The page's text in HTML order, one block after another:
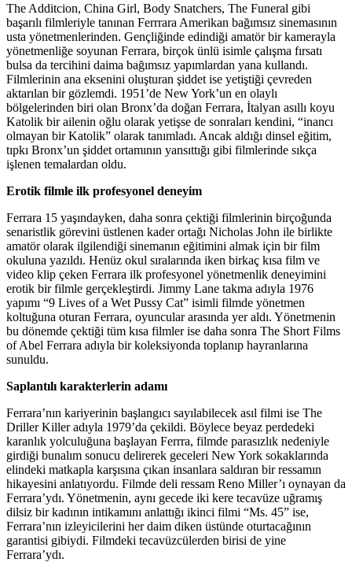
The Additcion, China Girl, Body Snatchers, The Funeral gibi
başarılı filmleriyle tanınan Ferrrara Amerikan bağımsız sinemasının
usta yönetmenlerinden. Gençliğinde edindiği amatör bir kamerayla
yönetmenliğe soyunan Ferrara, birçok ünlü isimle çalışma fırsatı
bulsa da tercihini daima bağımsız yapımlardan yana kullandı.
Filmlerinin ana eksenini oluşturan şiddet ise yetiştiği çevreden
aktarılan bir gözlemdi. 1951’de New York’un en olaylı
bölgelerinden biri olan Bronx’da doğan Ferrara, İtalyan asıllı koyu
Katolik bir ailenin oğlu olarak yetişse de sonraları kendini, “inancı
olmayan bir Katolik” olarak tanımladı. Ancak aldığı dinsel eğitim,
tıpkı Bronx’un şiddet ortamının yansıttığı gibi filmlerinde sıkça
işlenen temalardan oldu.
Erotik filmle ilk profesyonel deneyim
Ferrara 15 yaşındayken, daha sonra çektiği filmlerinin birçoğunda
senaristlik görevini üstlenen kader ortağı Nicholas John ile birlikte
amatör olarak ilgilendiği sinemanın eğitimini almak için bir film
okuluna yazıldı. Henüz okul sıralarında iken birkaç kısa film ve
video klip çeken Ferrara ilk profesyonel yönetmenlik deneyimini
erotik bir filmle gerçekleştirdi. Jimmy Lane takma adıyla 1976
yapımı “9 Lives of a Wet Pussy Cat” isimli filmde yönetmen
koltuğuna oturan Ferrara, oyuncular arasında yer aldı. Yönetmenin
bu dönemde çektiği tüm kısa filmler ise daha sonra The Short Films
of Abel Ferrara adıyla bir koleksiyonda toplanıp hayranlarına
sunuldu.
Saplantılı karakterlerin adamı
Ferrara’nın kariyerinin başlangıcı sayılabilecek asıl filmi ise The
Driller Killer adıyla 1979’da çekildi. Böylece beyaz perdedeki
karanlık yolculuğuna başlayan Ferrra, filmde parasızlık nedeniyle
girdiği bunalım sonucu delirerek geceleri New York sokaklarında
elindeki matkapla karşısına çıkan insanlara saldıran bir ressamın
hikayesini anlatıyordu. Filmde deli ressam Reno Miller’ı oynayan da
Ferrara’ydı. Yönetmenin, aynı gecede iki kere tecavüze uğramış
dilsiz bir kadının intikamını anlattığı ikinci filmi “Ms. 45” ise,
Ferrara’nın izleyicilerini her daim diken üstünde oturtacağının
garantisi gibiydi. Filmdeki tecavüzcülerden birisi de yine
Ferrara’ydı.